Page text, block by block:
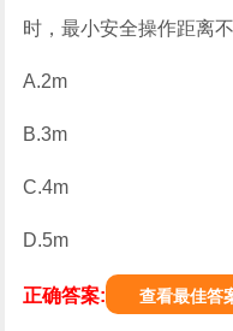
时，最小安全操作距离不
A.2m
B.3m
C.4m
D.5m
正确答案: 查看最佳答